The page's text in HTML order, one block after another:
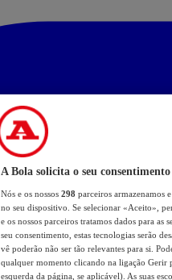
A Bola solicita o seu
Nós e os nossos 298 parceiros armazenamos
no seu dispositivo. Se selecionar «Aceito»,
e os nossos parceiros tratamos dados para
seu consentimento, estas tecnologias serão
vê poderão não ser tão relevantes para si.
qualquer momento clicando na ligação Gerir
esquerda da página, se aplicável). As suas